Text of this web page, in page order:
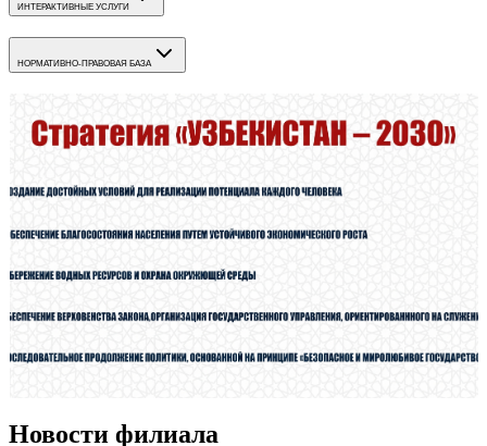
ИНТЕРАКТИВНЫЕ УСЛУГИ
НОРМАТИВНО-ПРАВОВАЯ БАЗА
Новости филиала